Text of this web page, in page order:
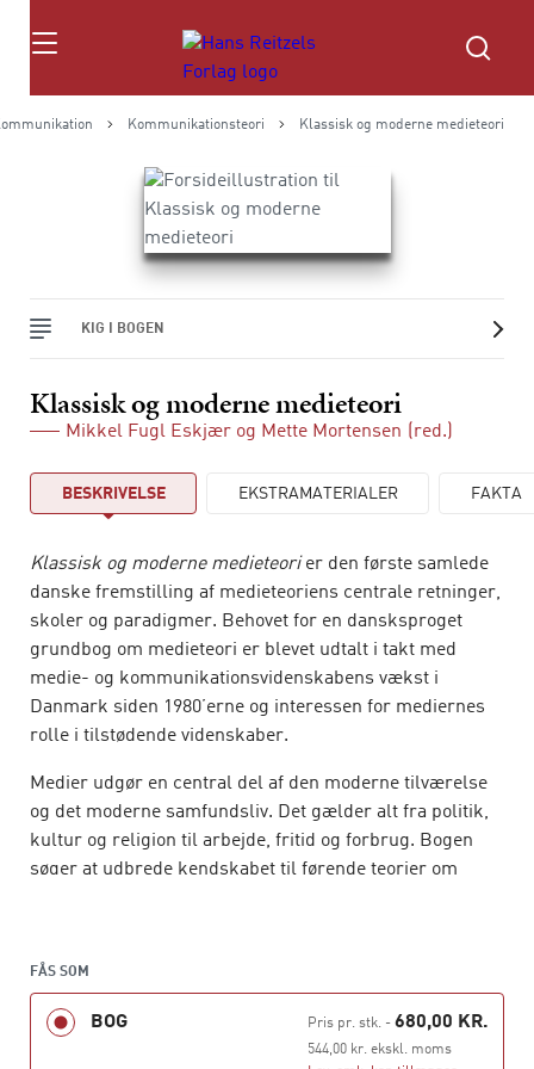
Søg
Kommunikationsteori Klassisk og moderne medieteori
KIG I BOGEN
Klassisk og moderne medieteori
Mikkel Fugl Eskjær og Mette Mortensen (red.)
BESKRIVELSE EKSTRAMATERIALER FAKTA
Klassisk og moderne medieteorier den første samlede
danske fremstilling af medieteoriens centrale retninger,
skoler og paradigmer. Behovet for en dansksproget
grundbog om medieteori er blevet udtalt i takt med
medie- og kommunikationsvidenskabens vækst i
Danmark siden 1980’erne og interessen for mediernes
rolle i tilstødende videnskaber.
Medier udgør en central del af den moderne tilværelse
og det moderne samfundsliv. Det gælder alt fra politik,
kultur og religion til arbejde, fritid og forbrug. Bogen
søger at udbrede kendskabet til førende teorier om
Bogen tilbyder en historisk oversigt over medieteoriens
fremkomst og udvikling. Tidsmæssigt griber bogen
FÅS SOM
BOG Pris pr. stk.- 680,00 KR.
544,00 kr. ekskl. moms